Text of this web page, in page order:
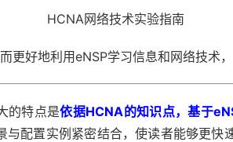
HCNA网络技术实验指南
更好地利用eNSP学习信息和网络技术，
的特点是依据HCNA的知识点，基于
与配置实例紧密结合，使读者能够更快